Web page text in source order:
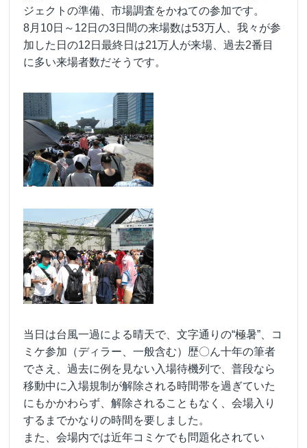
ジェクトの準備、市場調査をかねての参加です。
8月10日～12日の3日間の来場数は53万人、我々が参
加した日の12日最終日は21万人が来場、過去2番目
に多い来場者数だそうです。
当日は台風一過による晴天で、文字通りの“極暑”、コ
ミケ参加（ディラー、一般含む）歴〇ん十年の筆者
でさえ、過去に例を見ない入場待機列で、普段なら
移動中に入場規制が解除される時間帯を過ぎていた
にもかかわらず、解除されることもなく、会場入り
するまでかなりの時間を要しました。
また、会場内では近年コミケでも問題化されてい